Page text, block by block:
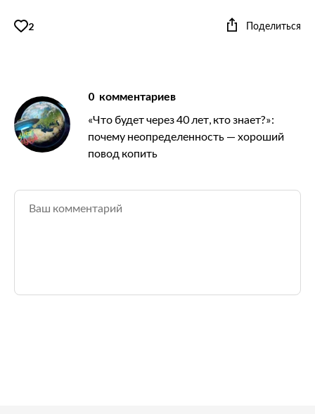
2 Поделиться
0 комментариев
«Что будет через 40 лет, кто знает?»:
почему неопределенность — хороший
повод копить